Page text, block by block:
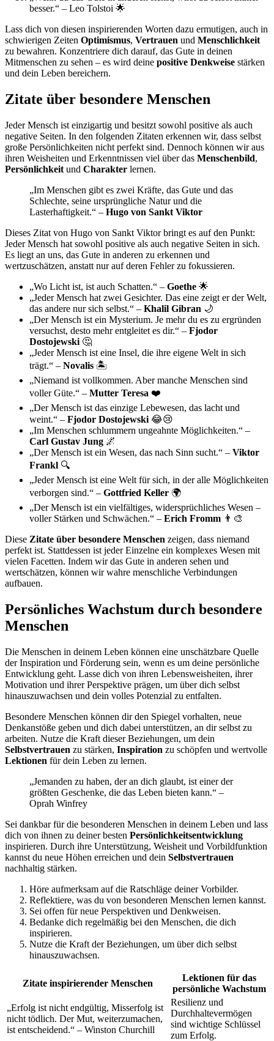
besser.“ – Leo Tolstoi 🌟
Lass dich von diesen inspirierenden Worten dazu ermutigen, auch in
schwierigen Zeiten Optimismus, Vertrauen und Menschlichkeit
zu bewahren. Konzentriere dich darauf, das Gute in deinen
Mitmenschen zu sehen – es wird deine positive Denkweise stärken
und dein Leben bereichern.
Zitate über besondere Menschen
Jeder Mensch ist einzigartig und besitzt sowohl positive als auch
negative Seiten. In den folgenden Zitaten erkennen wir, dass selbst
große Persönlichkeiten nicht perfekt sind. Dennoch können wir aus
ihren Weisheiten und Erkenntnissen viel über das Menschenbild,
Persönlichkeit und Charakter lernen.
„Im Menschen gibt es zwei Kräfte, das Gute und das
Schlechte, seine ursprüngliche Natur und die
Lasterhaftigkeit.“ – Hugo von Sankt Viktor
Dieses Zitat von Hugo von Sankt Viktor bringt es auf den Punkt:
Jeder Mensch hat sowohl positive als auch negative Seiten in sich.
Es liegt an uns, das Gute in anderen zu erkennen und
wertzuschätzen, anstatt nur auf deren Fehler zu fokussieren.
„Wo Licht ist, ist auch Schatten.“ – Goethe 🌟
„Jeder Mensch hat zwei Gesichter. Das eine zeigt er der Welt,
das andere nur sich selbst.“ – Khalil Gibran 🌙
„Der Mensch ist ein Mysterium. Je mehr du es zu ergründen
versuchst, desto mehr entgleitet es dir.“ – Fjodor
Dostojewski 🤔
„Jeder Mensch ist eine Insel, die ihre eigene Welt in sich
trägt.“ – Novalis 🏝️
„Niemand ist vollkommen. Aber manche Menschen sind
voller Güte.“ – Mutter Teresa ❤️
„Der Mensch ist das einzige Lebewesen, das lacht und
weint.“ – Fjodor Dostojewski 😂😢
„Im Menschen schlummern ungeahnte Möglichkeiten.“ –
Carl Gustav Jung 🌌
„Der Mensch ist ein Wesen, das nach Sinn sucht.“ – Viktor
Frankl 🔍
„Jeder Mensch ist eine Welt für sich, in der alle Möglichkeiten
verborgen sind.“ – Gottfried Keller 🌍
„Der Mensch ist ein vielfältiges, widersprüchliches Wesen –
voller Stärken und Schwächen.“ – Erich Fromm 👨‍🎨
Diese Zitate über besondere Menschen zeigen, dass niemand
perfekt ist. Stattdessen ist jeder Einzelne ein komplexes Wesen mit
vielen Facetten. Indem wir das Gute in anderen sehen und
wertschätzen, können wir wahre menschliche Verbindungen
aufbauen.
Persönliches Wachstum durch besondere
Menschen
Die Menschen in deinem Leben können eine unschätzbare Quelle
der Inspiration und Förderung sein, wenn es um deine persönliche
Entwicklung geht. Lasse dich von ihren Lebensweisheiten, ihrer
Motivation und ihrer Perspektive prägen, um über dich selbst
hinauszuwachsen und dein volles Potenzial zu entfalten.
Besondere Menschen können dir den Spiegel vorhalten, neue
Denkanstöße geben und dich dabei unterstützen, an dir selbst zu
arbeiten. Nutze die Kraft dieser Beziehungen, um dein
Selbstvertrauen zu stärken, Inspiration zu schöpfen und wertvolle
Lektionen für dein Leben zu lernen.
„Jemanden zu haben, der an dich glaubt, ist einer der
größten Geschenke, die das Leben bieten kann.“ –
Oprah Winfrey
Sei dankbar für die besonderen Menschen in deinem Leben und lass
dich von ihnen zu deiner besten Persönlichkeitsentwicklung
inspirieren. Durch ihre Unterstützung, Weisheit und Vorbildfunktion
kannst du neue Höhen erreichen und dein Selbstvertrauen
nachhaltig stärken.
Höre aufmerksam auf die Ratschläge deiner Vorbilder.
Reflektiere, was du von besonderen Menschen lernen kannst.
Sei offen für neue Perspektiven und Denkweisen.
Bedanke dich regelmäßig bei den Menschen, die dich
inspirieren.
Nutze die Kraft der Beziehungen, um über dich selbst
hinauszuwachsen.
Zitate inspirierender Menschen
Lektionen für das
persönliche Wachstum
„Erfolg ist nicht endgültig, Misserfolg ist
nicht tödlich. Der Mut, weiterzumachen,
ist entscheidend.“ – Winston Churchill
Resilienz und
Durchhaltevermögen
sind wichtige Schlüssel
zum Erfolg.